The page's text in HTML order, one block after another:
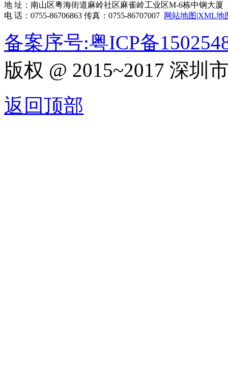
地 址：南山区粤海街道麻岭社区麻雀岭工业区M-6栋中钢大厦
电 话：0755-86706863 传真：0755-86707007 网站地图|XML地
备案序号:粤ICP备
版权 @ 2015~2017 深圳
返回顶部